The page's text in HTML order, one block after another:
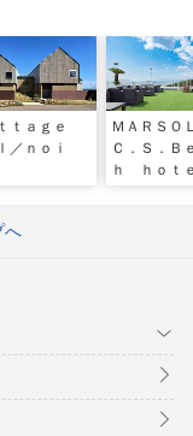
ｔａｇｅ
／ｎｏｉ
ＭＡＲＳ
Ｃ．Ｓ．Ｂ
ｈ ｈｏｔ
へ